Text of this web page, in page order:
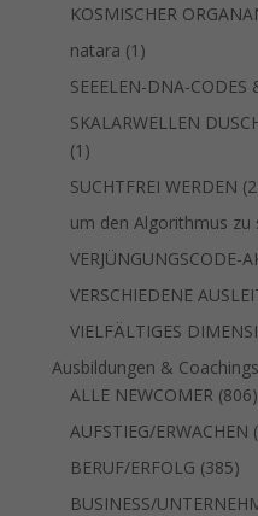
KOSMISCHER
natara 1 1
Produkt
SEEELEN-DNA-CODES
SKALARWELLEN
1 1
Produkt
SUCHTFREI WERDEN 2
um den Algorithmus zu
VERJÜNGUNGSCODE-
VERSCHIEDENE
VIELFÄLTIGES
Ausbildungen & Coachings
ALLE NEWCOMER 806
AUFSTIEG/ERWACHEN
BERUF/ERFOLG 385385
BUSINESS/